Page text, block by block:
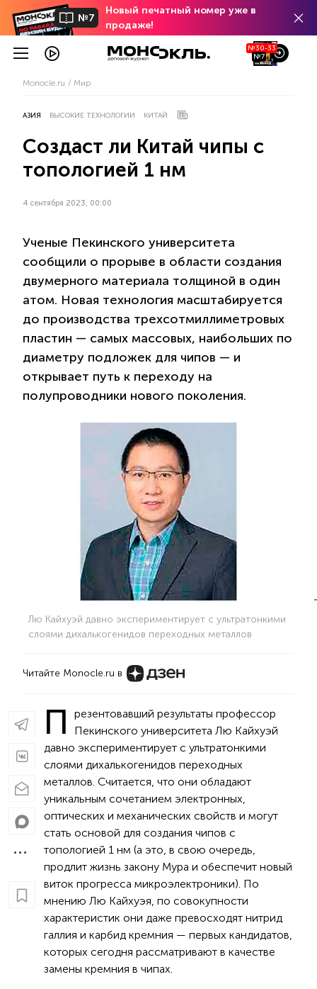
№7
Новый печатный номер уже в
продаже!
№30-33
№7
Monocle.ru Мир
АЗИЯ ВЫСОКИЕ ТЕХНОЛОГИИ КИТАЙ
Создаст ли Китай чипы с
топологией 1 нм
4 сентября 2023, 00:00
Ученые Пекинского университета
сообщили о прорыве в области создания
двумерного материала толщиной в один
атом. Новая технология масштабируется
до производства трехсотмиллиметровых
пластин — самых массовых, наибольших по
диаметру подложек для чипов — и
открывает путь к переходу на
полупроводники нового поколения.
Лю Кайхуэй давно экспериментирует с ультратонкими
слоями дихалькогенидов переходных металлов
Читайте Monocle.ru в
П
резентовавший результаты профессор
Пекинского университета Лю Кайхуэй
давно экспериментирует с ультратонкими
слоями дихалькогенидов переходных
металлов. Считается, что они обладают
уникальным сочетанием электронных,
оптических и механических свойств и могут
стать основой для создания чипов с
топологией 1 нм (а это, в свою очередь,
продлит жизнь закону Мура и обеспечит новый
виток прогресса микроэлектроники). По
мнению Лю Кайхуэя, по совокупности
характеристик они даже превосходят нитрид
галлия и карбид кремния — первых кандидатов,
которых сегодня рассматривают в качестве
замены кремния в чипах.